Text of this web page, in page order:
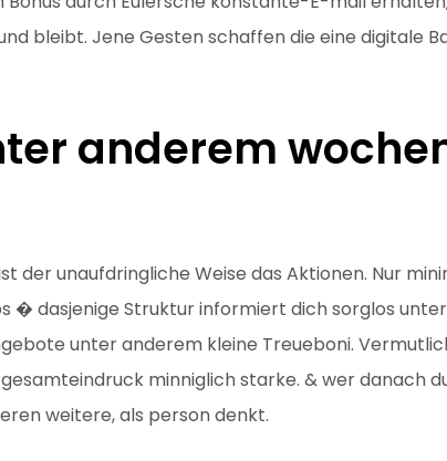
bleibt. Jene Gesten schaffen die eine digitale
anderem
der unaufdringliche Weise das Aktionen. Nur
� dasjenige Struktur informiert dich sorglos
unter anderem kleine Treueboni.
minniglich starke. & wer danach
weitere, als person denkt.